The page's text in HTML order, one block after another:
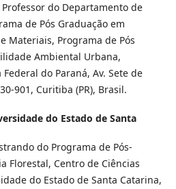
do Departamento de
de Pós Graduação em
Materiais, Programa de Pós
Ambiental Urbana,
do Paraná, Av. Sete de
901, Curitiba (PR), Brasil.
do Estado de Santa
do Programa de Pós-
Florestal, Centro de Ciências
do Estado de Santa Catarina,